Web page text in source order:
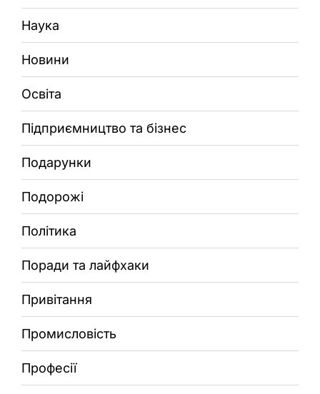
Наука
Новини
Освіта
Підприємництво та бізнес
Подарунки
Подорожі
Політика
Поради та лайфхаки
Привітання
Промисловість
Професії